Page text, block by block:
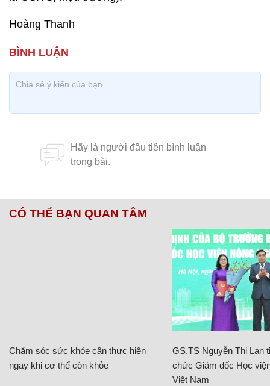
Hoàng Thanh
CÓ THỂ BẠN QUAN TÂM
Chăm sóc sức khỏe cần thực hiện
ngay khi cơ thể còn khỏe
GS.TS Nguyễn Thị Lan
chức Giám đốc Học
Việt Nam